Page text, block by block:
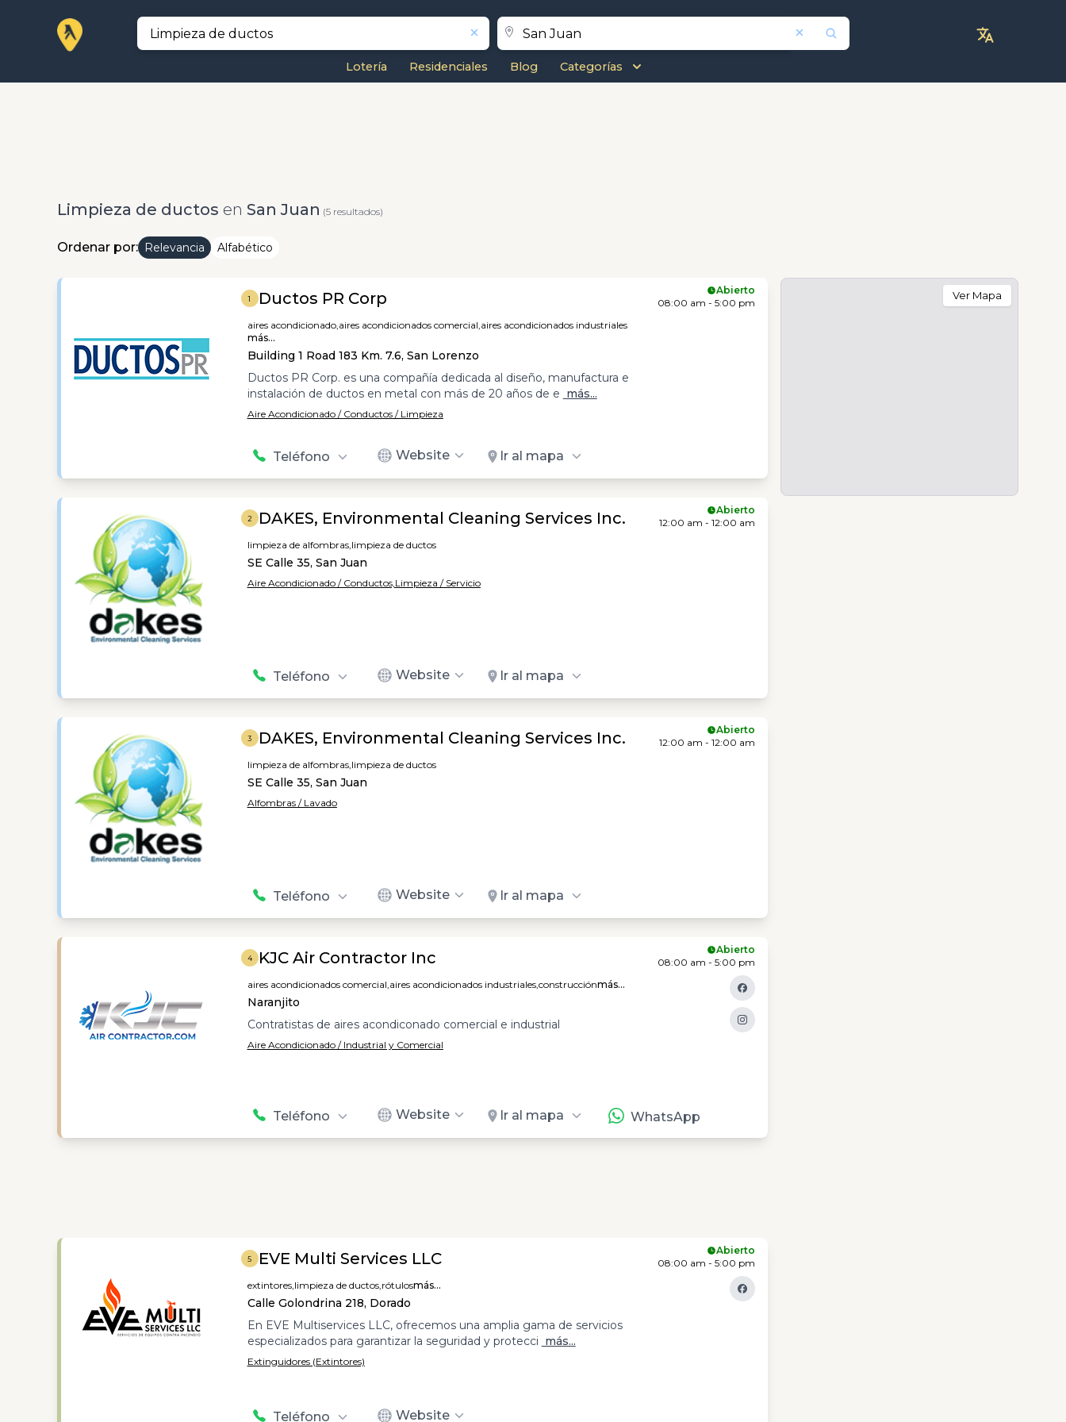
Lotería Residenciales Blog Categorías
Limpieza de ductos en San Juan (5 resultados)
Ordenar por: Relevancia Alfabético
1 Ductos PR Corp
aires acondicionado,aires acondicionados comercial,aires acondicionados industriales
más...
Building 1 Road 183 Km. 7.6, San Lorenzo
Ductos PR Corp. es una compañía dedicada al diseño, manufactura e
instalación de ductos en metal con más de 20 años de e más...
Aire Acondicionado / Conductos / Limpieza
Teléfono Website Ir al mapa
Abierto
08:00 am - 5:00 pm
2 DAKES, Environmental Cleaning Services Inc.
limpieza de alfombras,limpieza de ductos
SE Calle 35, San Juan
Aire Acondicionado / Conductos,Limpieza / Servicio
Teléfono Website Ir al mapa
Abierto
12:00 am - 12:00 am
3 DAKES, Environmental Cleaning Services Inc.
limpieza de alfombras,limpieza de ductos
SE Calle 35, San Juan
Alfombras / Lavado
Teléfono Website Ir al mapa
Abierto
12:00 am - 12:00 am
4 KJC Air Contractor Inc
aires acondicionados comercial,aires acondicionados industriales,construcciónmás...
Naranjito
Contratistas de aires acondiconado comercial e industrial
Aire Acondicionado / Industrial y Comercial
Teléfono Website Ir al mapa WhatsApp
Abierto
08:00 am - 5:00 pm
5 EVE Multi Services LLC
extintores,limpieza de ductos,rótulosmás...
Calle Golondrina 218, Dorado
En EVE Multiservices LLC, ofrecemos una amplia gama de servicios
especializados para garantizar la seguridad y protecci más...
Extinguidores (Extintores)
Teléfono Website
Abierto
08:00 am - 5:00 pm
Ver Mapa